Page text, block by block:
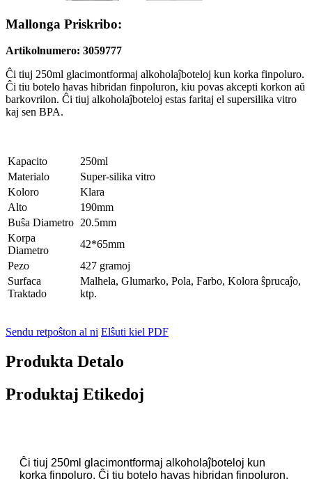
Mallonga Priskribo:
Artikolnumero: 3059777
Ĉi tiuj 250ml glacimontformaj alkoholaĵboteloj kun korka finpoluro.
Ĉi tiu botelo havas hibridan finpoluron, kiu povas akcepti korkon aŭ
barkovrilon. Ĉi tiuj alkoholaĵboteloj estas faritaj el supersilika vitro
kaj sen BPA.
Kapacito
250ml
Materialo
Super-silika vitro
Koloro
Klara
Alto
190mm
Buŝa Diametro 20.5mm
Korpa
Diametro
42*65mm
Pezo
427 gramoj
Surfaca
Traktado
Malhela, Glumarko, Pola, Farbo, Kolora ŝprucaĵo,
ktp.
Sendu retpoŝton al ni Elŝuti kiel PDF
Produkta Detalo
Produktaj Etikedoj
Ĉi tiuj 250ml glacimontformaj alkoholaĵboteloj kun
korka finpoluro. Ĉi tiu botelo havas hibridan finpoluron,